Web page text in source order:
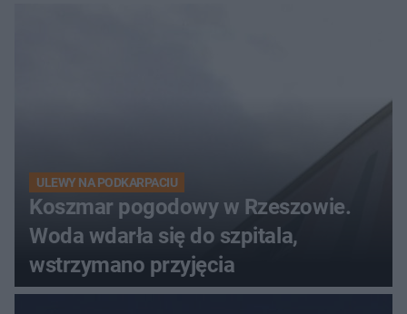
ULEWY NA PODKARPACIU
Koszmar pogodowy w Rzeszowie.
Woda wdarła się do szpitala,
wstrzymano przyjęcia